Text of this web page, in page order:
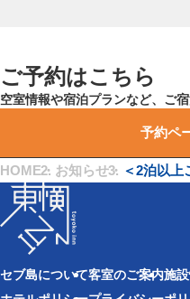
ご予約はこちら
空室情報や宿泊プランなど、ご
予約ペ
HOME・ お知らせ・ ＜2泊以
セブ島について客室のご案内施